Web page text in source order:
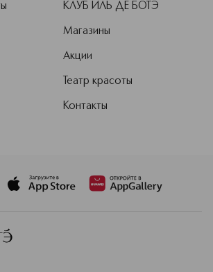
КЛУБ ИЛЬ ДЕ БОТЭ
Магазины
Акции
Театр красоты
Контакты